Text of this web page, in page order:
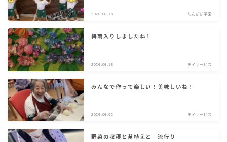
2026.06.18 たんぽぽ学園
梅雨入りしましたね！
2026.06.18 デイサービス
みんなで作って楽しい！美味しいね！
2026.06.02 デイサービス
野菜の収穫と苗植えと 流行り